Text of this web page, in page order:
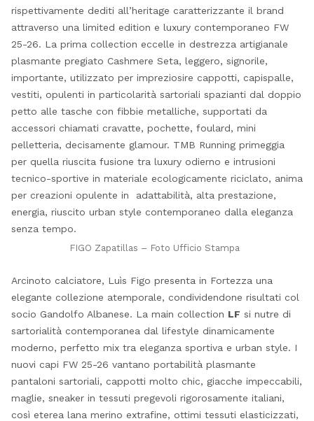
rispettivamente dediti all’heritage caratterizzante il brand
attraverso una limited edition e luxury contemporaneo FW
25-26. La prima collection eccelle in destrezza artigianale
plasmante pregiato Cashmere Seta, leggero, signorile,
importante, utilizzato per impreziosire cappotti, capispalle,
vestiti, opulenti in particolarità sartoriali spazianti dal doppio
petto alle tasche con fibbie metalliche, supportati da
accessori chiamati cravatte, pochette, foulard, mini
pelletteria, decisamente glamour. TMB Running primeggia
per quella riuscita fusione tra luxury odierno e intrusioni
tecnico-sportive in materiale ecologicamente riciclato, anima
per creazioni opulente in adattabilità, alta prestazione,
energia, riuscito urban style contemporaneo dalla eleganza
senza tempo.
FIGO Zapatillas – Foto Ufficio Stampa
Arcinoto calciatore, Luìs Figo presenta in Fortezza una
elegante collezione atemporale, condividendone risultati col
socio Gandolfo Albanese. La main collection LF si nutre di
sartorialità contemporanea dal lifestyle dinamicamente
moderno, perfetto mix tra eleganza sportiva e urban style. I
nuovi capi FW 25-26 vantano portabilità plasmante
pantaloni sartoriali, cappotti molto chic, giacche impeccabili,
maglie, sneaker in tessuti pregevoli rigorosamente italiani,
così eterea lana merino extrafine, ottimi tessuti elasticizzati,